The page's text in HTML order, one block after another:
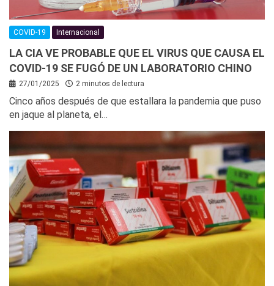
COVID-19 Internacional
LA CIA VE PROBABLE QUE EL VIRUS QUE CAUSA EL
COVID-19 SE FUGÓ DE UN LABORATORIO CHINO
27/01/2025 2 minutos de lectura
Cinco años después de que estallara la pandemia que puso
en jaque al planeta, el…